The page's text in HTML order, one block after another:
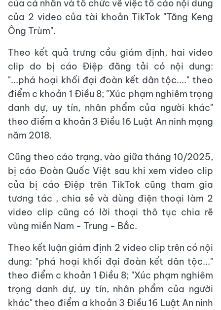
của cá nhân và tổ chức về việc tố cáo nội dung
của 2 video của tài khoản TikTok "Tăng Keng
Ông Trùm".
Theo kết quả trưng cầu giám định, hai video
clip do bị cáo Điệp đăng tải có nội dung:
"...phá hoại khối đại đoàn kết dân tộc...." theo
điểm c khoản 1 Điều 8; "Xúc phạm nghiêm trọng
danh dự, uy tín, nhân phẩm của người khác"
theo điểm a khoản 3 Điều 16 Luật An ninh mạng
năm 2018.
Cũng theo cáo trạng, vào giữa tháng 10/2025,
bị cáo Đoàn Quốc Việt sau khi xem video clip
của bị cáo Điệp trên TikTok cũng tham gia
tương tác , chia sẻ và dùng điện thoại làm 2
video clip cũng có lời thoại thô tục chia rẽ
vùng miền Nam - Trung - Bắc.
Theo kết luận giám định 2 video clip trên có nội
dung: "phá hoại khối đại đoàn kết dân tộc..."
theo điểm c khoản 1 Điều 8; "Xúc phạm nghiêm
trọng danh dự, uy tín, nhân phẩm của người
khác" theo điểm a khoản 3 Điều 16 Luật An ninh